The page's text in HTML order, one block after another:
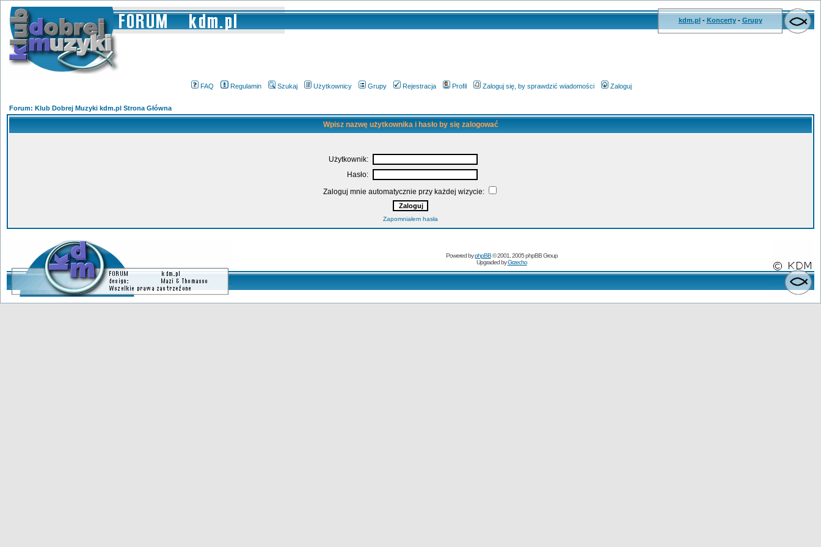
kdm.pl- Koncerty- Grupy
FAQ Regulamin Szukaj Użytkownicy Grupy Rejestracja Profil Zaloguj się, by sprawdzić wiadomości Zaloguj
Forum: Klub Dobrej Muzyki kdm.pl Strona Główna
Wpisz nazwę użytkownika i hasło by się zalogować
Użytkownik:
Hasło:
Zaloguj mnie automatycznie przy każdej wizycie:
Zapomniałem hasła
Powered byphpBB© 2001, 2005 phpBB Group
Upgraded byGrzecho